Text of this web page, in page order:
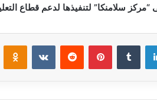
“مركز سلامنكا” لتنفيذها لدعم قطاع
لينكدإن ‏Tumblr بينتيريست ‏Reddit
‏VKontakte
Odnoklassniki